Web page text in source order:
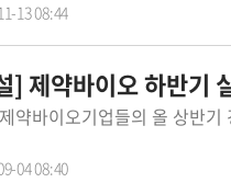
13 08:44
] 제약바이오 하반기
04 08:40